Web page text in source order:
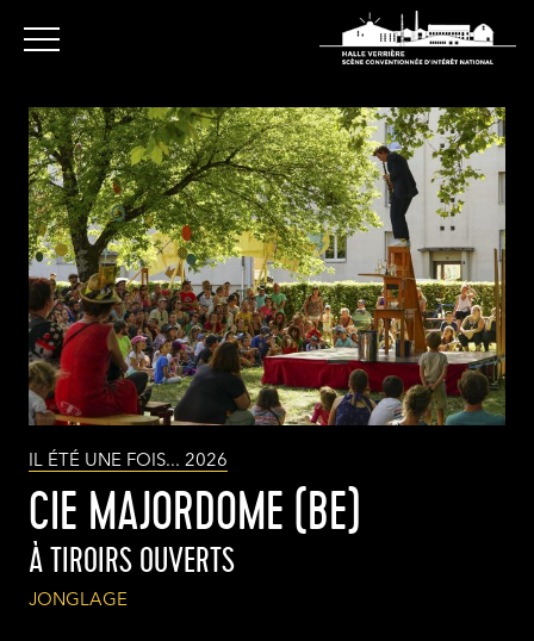
IL ÉTÉ UNE FOIS... 2026
CIE MAJORDOME (BE)
À TIROIRS OUVERTS
JONGLAGE